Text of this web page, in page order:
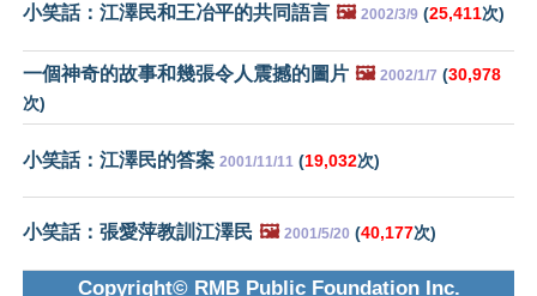
小笑話：江澤民和王冶平的共同語言 🖼️ 2002/3/9 (25,411次)
一個神奇的故事和幾張令人震撼的圖片 🖼️ 2002/1/7 (30,978
次)
小笑話：江澤民的答案 2001/11/11 (19,032次)
小笑話：張愛萍教訓江澤民 🖼️ 2001/5/20 (40,177次)
Copyright© RMB Public Foundation Inc.